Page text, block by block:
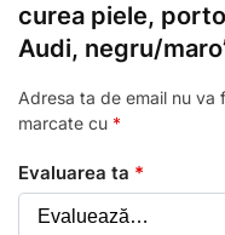
curea piele,
Audi, negru/
Adresa ta de email nu va
marcate cu *
Evaluarea ta *